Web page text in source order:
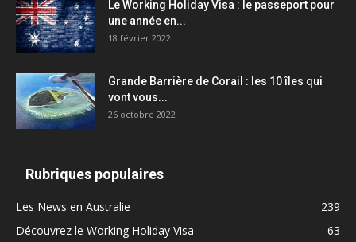
Le Working Holiday Visa : le passeport pour
une année en...
18 février 2022
Grande Barrière de Corail : les 10 îles qui
vont vous...
26 octobre 2022
Rubriques populaires
Les News en Australie
239
Découvrez le Working Holiday Visa
63